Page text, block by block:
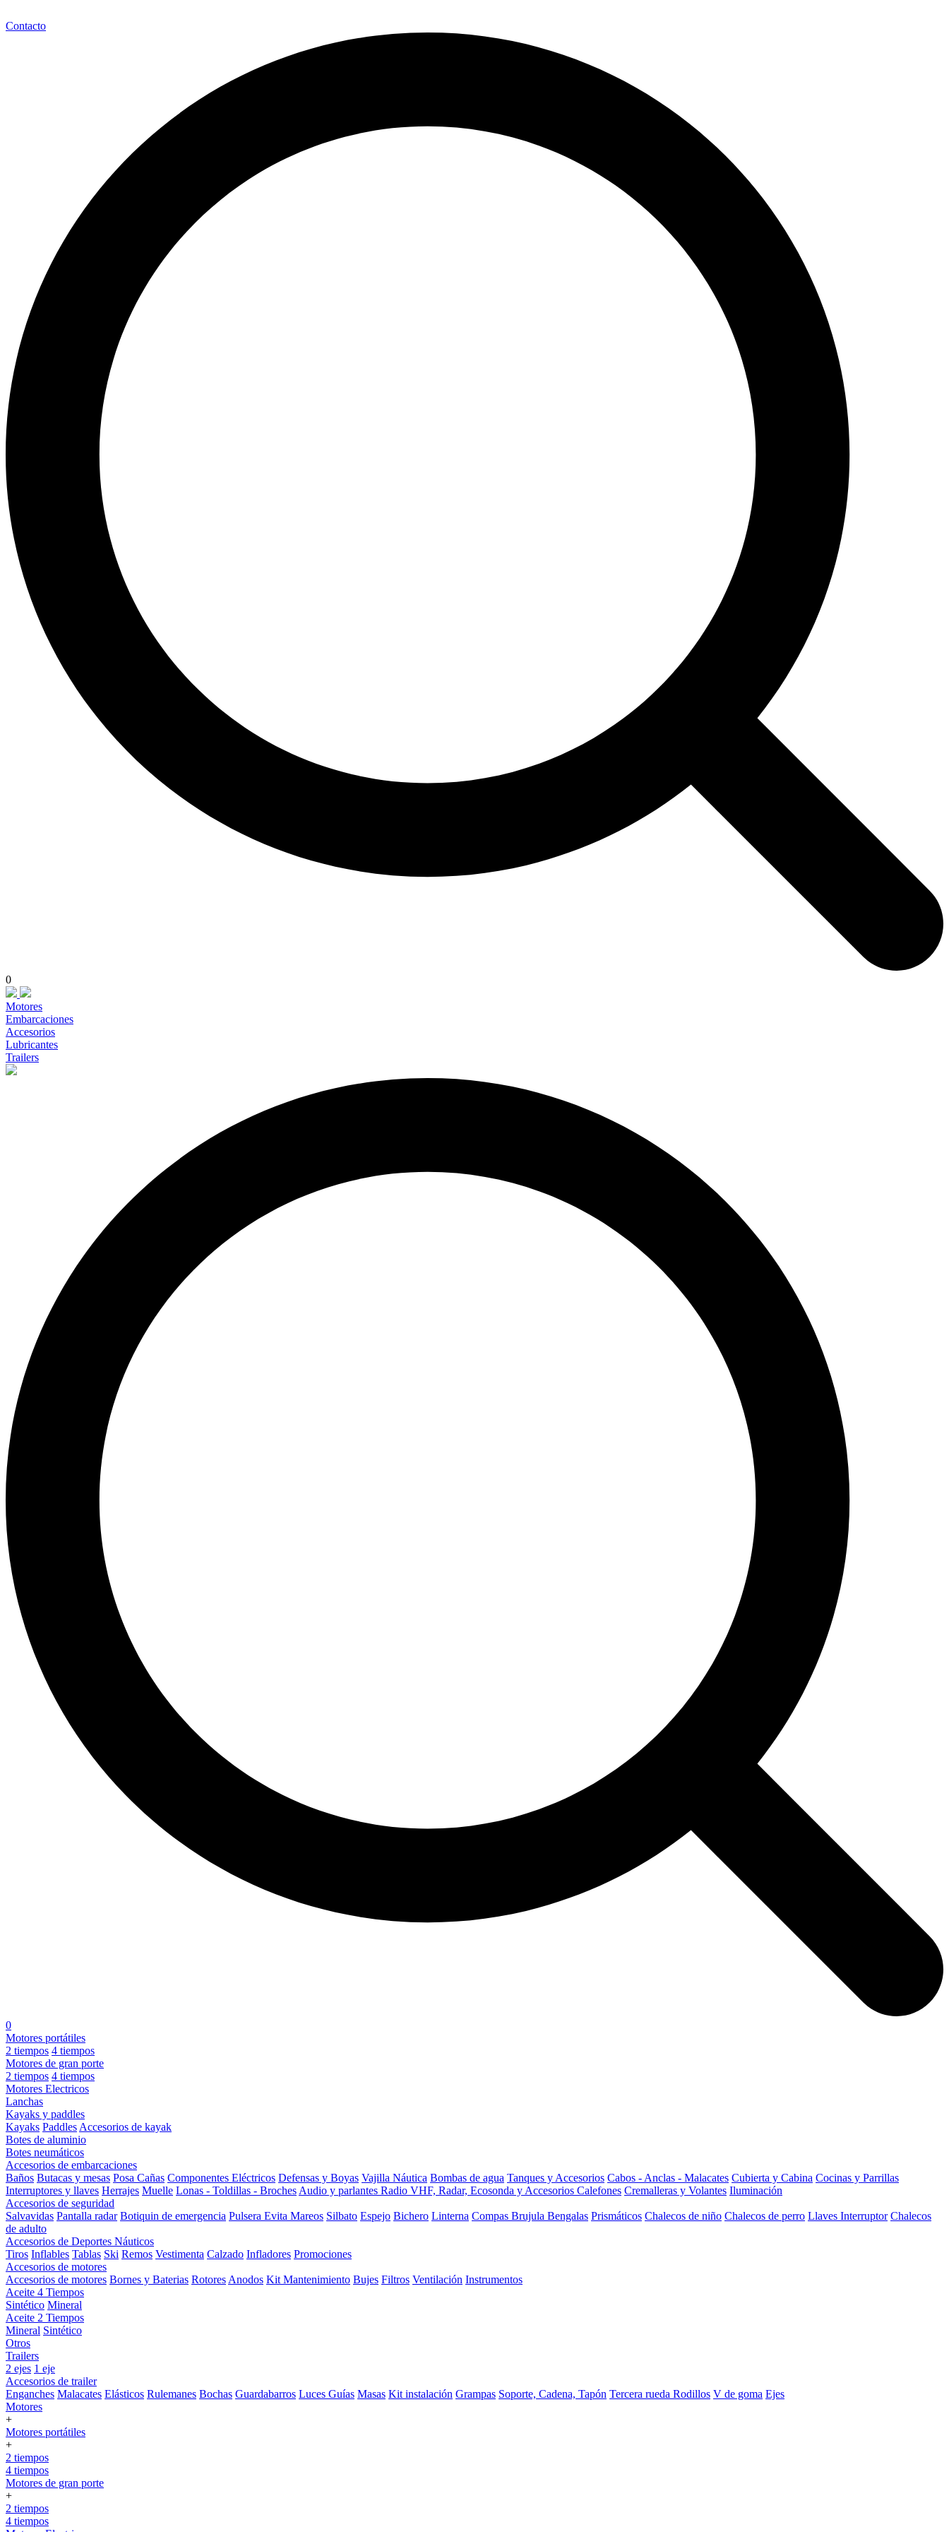
Contacto
0
Motores
Embarcaciones
Accesorios
Lubricantes
Trailers
0
Motores portátiles
2 tiempos 4 tiempos
Motores de gran porte
2 tiempos 4 tiempos
Motores Electricos
Lanchas
Kayaks y paddles
Kayaks Paddles Accesorios de kayak
Botes de aluminio
Botes neumáticos
Accesorios de embarcaciones
Baños Butacas y mesas Posa Cañas Componentes Eléctricos Defensas y Boyas Vajilla Náutica Bombas de agua Tanques y Accesorios Cabos - Anclas - Malacates Cubierta y Cabina Cocinas y Parrillas
Interruptores y llaves Herrajes Muelle Lonas - Toldillas - Broches Audio y parlantes Radio VHF, Radar, Ecosonda y Accesorios Calefones Cremalleras y Volantes Iluminación
Accesorios de seguridad
Salvavidas Pantalla radar Botiquin de emergencia Pulsera Evita Mareos Silbato Espejo Bichero Linterna Compas Brujula Bengalas Prismáticos Chalecos de niño Chalecos de perro Llaves Interruptor Chalecos
de adulto
Accesorios de Deportes Náuticos
Tiros Inflables Tablas Ski Remos Vestimenta Calzado Infladores Promociones
Accesorios de motores
Accesorios de motores Bornes y Baterias Rotores Anodos Kit Mantenimiento Bujes Filtros Ventilación Instrumentos
Aceite 4 Tiempos
Sintético Mineral
Aceite 2 Tiempos
Mineral Sintético
Otros
Trailers
2 ejes 1 eje
Accesorios de trailer
Enganches Malacates Elásticos Rulemanes Bochas Guardabarros Luces Guías Masas Kit instalación Grampas Soporte, Cadena, Tapón Tercera rueda Rodillos V de goma Ejes
Motores
+
Motores portátiles
+
2 tiempos
4 tiempos
Motores de gran porte
+
2 tiempos
4 tiempos